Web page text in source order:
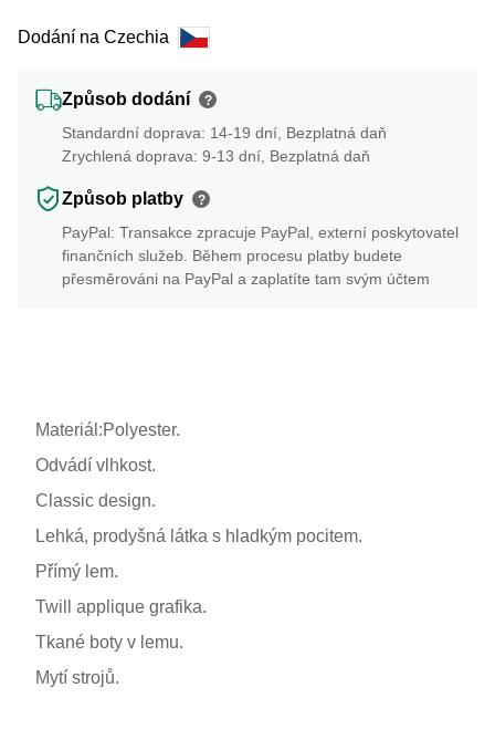
Dodání na Czechia
Způsob dodání ?
Standardní doprava: 14-19 dní, Bezplatná daň
Zrychlená doprava: 9-13 dní, Bezplatná daň
Způsob platby ?
PayPal: Transakce zpracuje PayPal, externí poskytovatel
finančních služeb. Během procesu platby budete
přesměrováni na PayPal a zaplatíte tam svým účtem
Materiál:Polyester.
Odvádí vlhkost.
Classic design.
Lehká, prodyšná látka s hladkým pocitem.
Přímý lem.
Twill applique grafika.
Tkané boty v lemu.
Mytí strojů.